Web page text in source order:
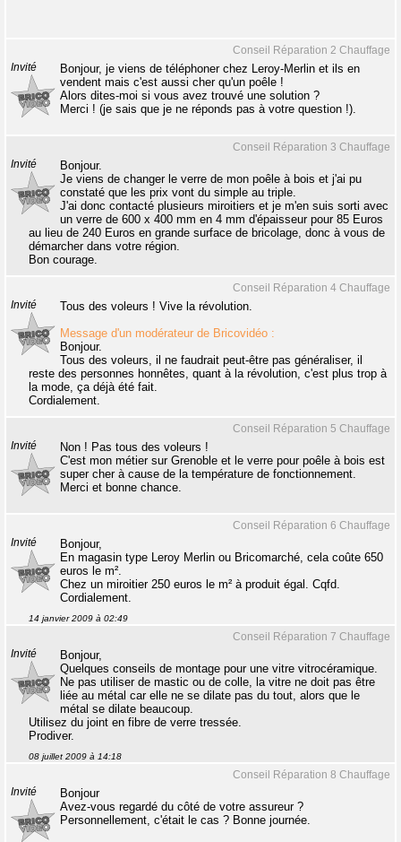
Conseil Réparation 2 Chauffage
Invité
Bonjour, je viens de téléphoner chez Leroy-Merlin et ils en
vendent mais c'est aussi cher qu'un poêle !
Alors dites-moi si vous avez trouvé une solution ?
Merci ! (je sais que je ne réponds pas à votre question !).
Conseil Réparation 3 Chauffage
Invité
Bonjour.
Je viens de changer le verre de mon poêle à bois et j'ai pu
constaté que les prix vont du simple au triple.
J'ai donc contacté plusieurs miroitiers et je m'en suis sorti avec
un verre de 600 x 400 mm en 4 mm d'épaisseur pour 85 Euros
au lieu de 240 Euros en grande surface de bricolage, donc à vous de
démarcher dans votre région.
Bon courage.
Conseil Réparation 4 Chauffage
Invité
Tous des voleurs ! Vive la révolution.
Message d'un modérateur de Bricovidéo :
Bonjour.
Tous des voleurs, il ne faudrait peut-être pas généraliser, il
reste des personnes honnêtes, quant à la révolution, c'est plus trop à
la mode, ça déjà été fait.
Cordialement.
Conseil Réparation 5 Chauffage
Invité
Non ! Pas tous des voleurs !
C'est mon métier sur Grenoble et le verre pour poêle à bois est
super cher à cause de la température de fonctionnement.
Merci et bonne chance.
Conseil Réparation 6 Chauffage
Invité
Bonjour,
En magasin type Leroy Merlin ou Bricomarché, cela coûte 650
euros le m².
Chez un miroitier 250 euros le m² à produit égal. Cqfd.
Cordialement.
14 janvier 2009 à 02:49
Conseil Réparation 7 Chauffage
Invité
Bonjour,
Quelques conseils de montage pour une vitre vitrocéramique.
Ne pas utiliser de mastic ou de colle, la vitre ne doit pas être
liée au métal car elle ne se dilate pas du tout, alors que le
métal se dilate beaucoup.
Utilisez du joint en fibre de verre tressée.
Prodiver.
08 juillet 2009 à 14:18
Conseil Réparation 8 Chauffage
Invité
Bonjour
Avez-vous regardé du côté de votre assureur ?
Personnellement, c'était le cas ? Bonne journée.